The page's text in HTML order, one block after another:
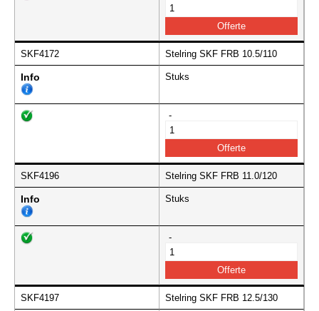
SKF4172 Stelring SKF FRB 10.5/110
Info Stuks
-
SKF4196 Stelring SKF FRB 11.0/120
Info Stuks
-
SKF4197 Stelring SKF FRB 12.5/130